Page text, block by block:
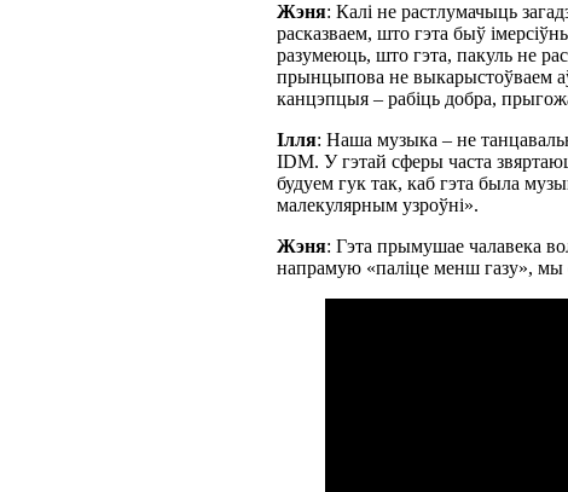
Жэня: Калі не растлумачыць
расказваем, што гэта быў
разумеюць, што гэта, пакуль не
прынцыпова не выкарыстоўваем
канцэпцыя – рабіць добра,
Ілля: Наша музыка – не
IDM. У гэтай сферы часта
будуем гук так, каб гэта была
малекулярным узроўні».
Жэня: Гэта прымушае чалавека
напрамую «паліце менш газу», мы